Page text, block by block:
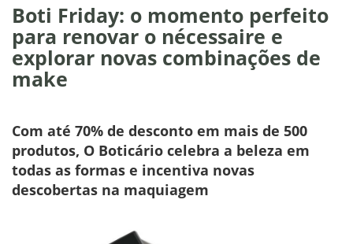
Boti Friday: o momento perfeito
para renovar o nécessaire e
explorar novas combinações de
make
Com até 70% de desconto em mais de 500
produtos, O Boticário celebra a beleza em
todas as formas e incentiva novas
descobertas na maquiagem